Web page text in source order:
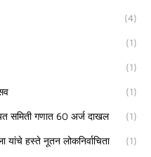
(4)
(1)
(1)
(1)
समिती गणात 60 अर्ज दाखल (1)
यांचे हस्ते नूतन लोकनिर्वाचिता (1)